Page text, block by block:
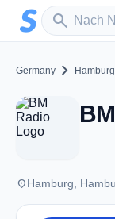
Zum Hauptinhalt
search
Sender
Germany chevron_right Hamburg
placeHamburg,